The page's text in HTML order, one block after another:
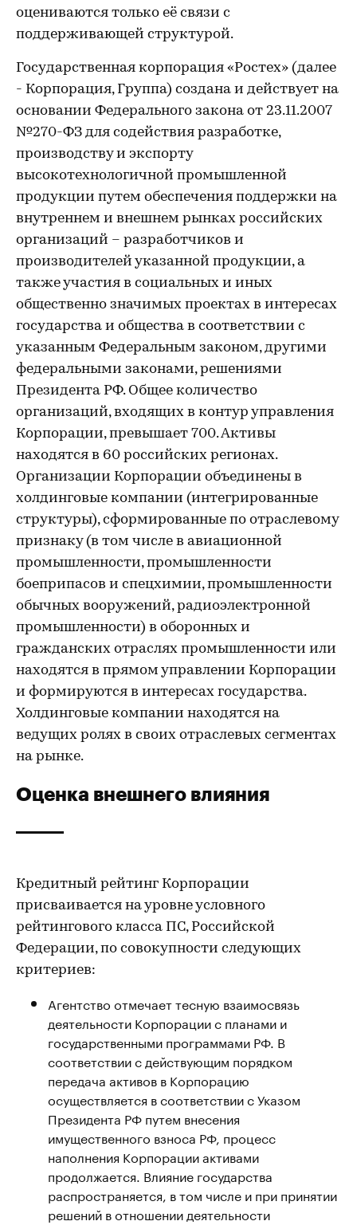
оцениваются только её связи с
поддерживающей структурой.
Государственная корпорация «Ростех» (далее
- Корпорация, Группа) создана и действует на
основании Федерального закона от 23.11.2007
№270-ФЗ для содействия разработке,
производству и экспорту
высокотехнологичной промышленной
продукции путем обеспечения поддержки на
внутреннем и внешнем рынках российских
организаций – разработчиков и
производителей указанной продукции, а
также участия в социальных и иных
общественно значимых проектах в интересах
государства и общества в соответствии с
указанным Федеральным законом, другими
федеральными законами, решениями
Президента РФ. Общее количество
организаций, входящих в контур управления
Корпорации, превышает 700. Активы
находятся в 60 российских регионах.
Организации Корпорации объединены в
холдинговые компании (интегрированные
структуры), сформированные по отраслевому
признаку (в том числе в авиационной
промышленности, промышленности
боеприпасов и спецхимии, промышленности
обычных вооружений, радиоэлектронной
промышленности) в оборонных и
гражданских отраслях промышленности или
находятся в прямом управлении Корпорации
и формируются в интересах государства.
Холдинговые компании находятся на
ведущих ролях в своих отраслевых сегментах
на рынке.
Оценка внешнего влияния
Кредитный рейтинг Корпорации
присваивается на уровне условного
рейтингового класса ПС, Российской
Федерации, по совокупности следующих
критериев:
Агентство отмечает тесную взаимосвязь
деятельности Корпорации с планами и
государственными программами РФ. В
соответствии с действующим порядком
передача активов в Корпорацию
осуществляется в соответствии с Указом
Президента РФ путем внесения
имущественного взноса РФ, процесс
наполнения Корпорации активами
продолжается. Влияние государства
распространяется, в том числе и при принятии
решений в отношении деятельности